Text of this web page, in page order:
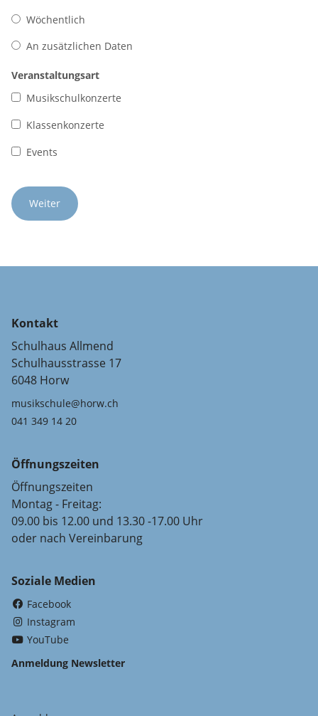
Wöchentlich
An zusätzlichen Daten
Veranstaltungsart
Musikschulkonzerte
Klassenkonzerte
Events
Kontakt
Schulhaus Allmend
Schulhausstrasse 17
6048 Horw
musikschule@horw.ch
041 349 14 20
Öffnungszeiten
Öffnungszeiten
Montag - Freitag:
09.00 bis 12.00 und 13.30 -17.00 Uhr
oder nach Vereinbarung
Soziale Medien
Facebook
Instagram
YouTube
Anmeldung Newsletter